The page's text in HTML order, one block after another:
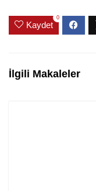
Kaydet
0
İlgili Makaleler